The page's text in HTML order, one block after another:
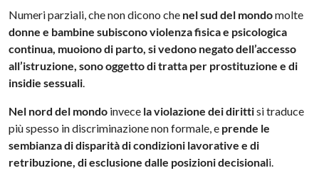
Numeri parziali, che non dicono che nel sud del mondomolte
donne e bambine subiscono violenza fisica e psicologica
continua, muoiono di parto, si vedono negato dell’accesso
all’istruzione, sono oggetto di tratta per prostituzione e di
insidie sessuali
Nel nord del mondo invece la violazione dei dirittisi traduce
più spesso in discriminazione non formale, e prende le
sembianza di disparità di condizioni lavorative e di
retribuzione, di esclusione dalle posizioni decisionali.